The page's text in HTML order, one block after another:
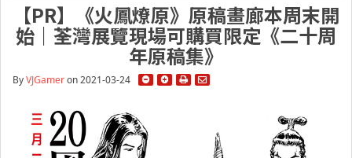
【PR】《火鳳燎原》原稿畫廊本周末開
始｜荃灣展覽現場可購買限定《二十周
年原稿集》
ByVJGameron 2021-03-24